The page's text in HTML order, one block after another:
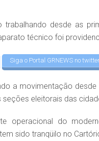
trabalhando desde as
técnico foi
Siga o Portal GRNEWS no
a movimentação
eleitorais das
operacional do
sido tranqüilo no